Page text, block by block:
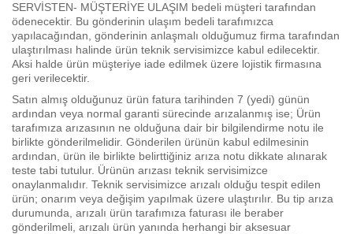
SERVİSTEN- MÜŞTERİYE ULAŞIM bedeli müşteri tarafından
ödenecektir. Bu gönderinin ulaşım bedeli tarafımızca
yapılacağından, gönderinin anlaşmalı olduğumuz firma tarafından
ulaştırılması halinde ürün teknik servisimizce kabul edilecektir.
Aksi halde ürün müşteriye iade edilmek üzere lojistik firmasına
geri verilecektir.
Satın almış olduğunuz ürün fatura tarihinden 7 (yedi) günün
ardından veya normal garanti sürecinde arızalanmış ise; Ürün
tarafımıza arızasının ne olduğuna dair bir bilgilendirme notu ile
birlikte gönderilmelidir. Gönderilen ürünün kabul edilmesinin
ardından, ürün ile birlikte belirttiğiniz arıza notu dikkate alınarak
teste tabi tutulur. Ürünün arızası teknik servisimizce
onaylanmalıdır. Teknik servisimizce arızalı olduğu tespit edilen
ürün; onarım veya değişim yapılmak üzere ulaştırılır. Bu tip arıza
durumunda, arızalı ürün tarafımıza faturası ile beraber
gönderilmeli, arızalı ürün yanında herhangi bir aksesuar